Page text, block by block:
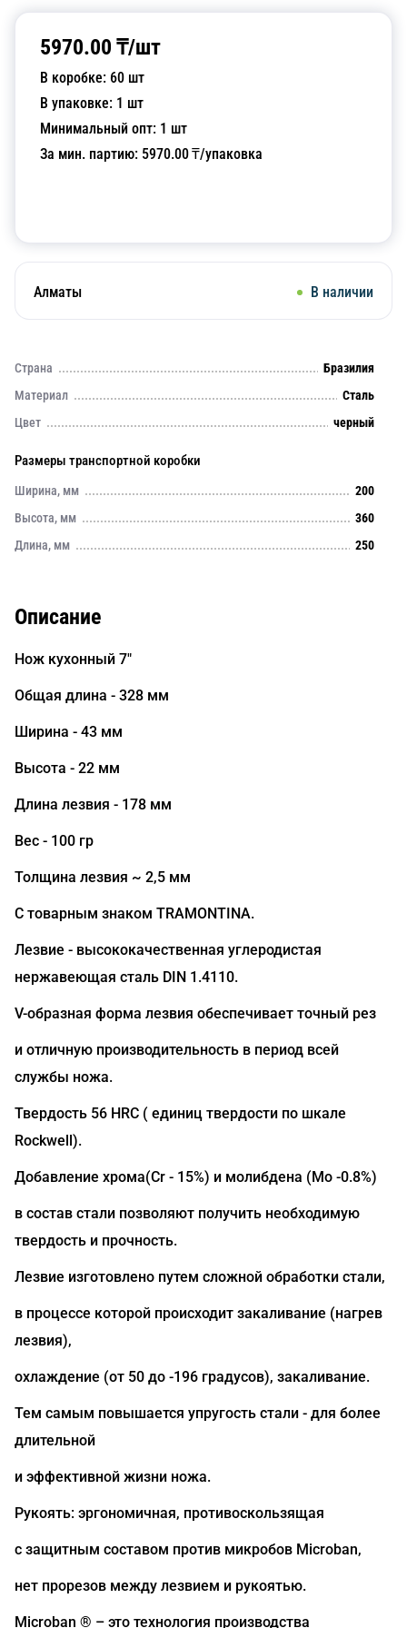
5970.00 ₸/шт
В коробке: 60 шт
В упаковке: 1 шт
Минимальный опт: 1 шт
За мин. партию: 5970.00₸/упаковка
Алматы В наличии
Страна
Бразилия
Материал
Сталь
Цвет
черный
Размеры транспортной коробки
Ширина, мм
200
Высота, мм
360
Длина, мм
250
Описание
Нож кухонный 7"
Общая длина - 328 мм
Ширина - 43 мм
Высота - 22 мм
Длина лезвия - 178 мм
Вес - 100 гр
Толщина лезвия ~ 2,5 мм
С товарным знаком TRAMONTINA.
Лезвие - высококачественная углеродистая
нержавеющая сталь DIN 1.4110.
V-образная форма лезвия обеспечивает точный рез
и отличную производительность в период всей
службы ножа.
Твердость 56 HRC ( единиц твердости по шкале
Rockwell).
Добавление хрома(Сr - 15%) и молибдена (Mo -0.8%)
в состав стали позволяют получить необходимую
твердость и прочность.
Лезвие изготовлено путем сложной обработки стали,
в процессе которой происходит закаливание (нагрев
лезвия),
охлаждение (от 50 до -196 градусов), закаливание.
Тем самым повышается упругость стали - для более
длительной
и эффективной жизни ножа.
Рукоять: эргономичная, противоскользящая
с защитным составом против микробов Microban,
нет прорезов между лезвием и рукоятью.
Microban ® – это технология производства